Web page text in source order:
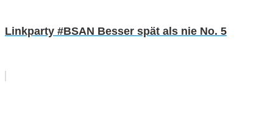
Linkparty #BSAN Besser spät als nie No. 5